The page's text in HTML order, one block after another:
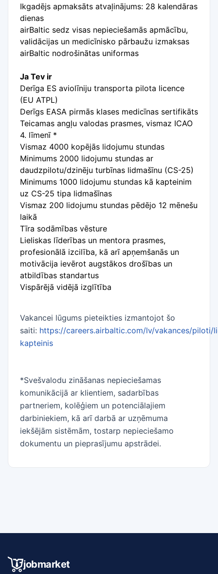
Ikgadējs apmaksāts atvaļinājums: 28 kalendāras
dienas
airBaltic sedz visas nepieciešamās apmācību,
validācijas un medicīnisko pārbaužu izmaksas
airBaltic nodrošinātas uniformas
Ja Tev ir
Derīga ES aviolīniju transporta pilota licence
(EU ATPL)
Derīgs EASA pirmās klases medicīnas sertifikāts
Teicamas angļu valodas prasmes, vismaz ICAO
4. līmenī *
Vismaz 4000 kopējās lidojumu stundas
Minimums 2000 lidojumu stundas ar
daudzpilotu/dzinēju turbīnas lidmašīnu (CS-25)
Minimums 1000 lidojumu stundas kā kapteinim
uz CS-25 tipa lidmašīnas
Vismaz 200 lidojumu stundas pēdējo 12 mēnešu
laikā
Tīra sodāmības vēsture
Lieliskas līderības un mentora prasmes,
profesionālā izcilība, kā arī apņemšanās un
motivācija ievērot augstākos drošības un
atbildības standartus
Vispārējā vidējā izglītība
Vakancei lūgums pieteikties izmantojot šo
saiti: https://careers.airbaltic.com/lv/vakances/piloti/
kapteinis
*Svešvalodu zināšanas nepieciešamas
komunikācijā ar klientiem, sadarbības
partneriem, kolēģiem un potenciālajiem
darbiniekiem, kā arī darbā ar uzņēmuma
iekšējām sistēmām, tostarp nepieciešamo
dokumentu un pieprasījumu apstrādei.
jobmarket